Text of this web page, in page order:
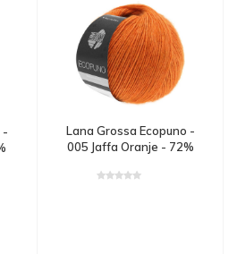
-
Lana Grossa Ecopuno -
005 Jaffa Oranje - 72%
en 11% alpaca - Oranje